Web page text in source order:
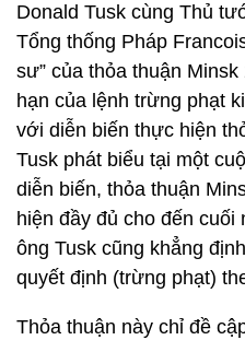
Donald Tusk cùng Thủ
Tổng thống Pháp
sư” của thỏa thuận
hạn của lệnh trừng phạt
với diễn biến thực hiện
Tusk phát biểu tại một
diễn biến, thỏa thuận
hiện đầy đủ cho đến cuối
ông Tusk cũng khẳng
quyết định (trừng phạt)
Thỏa thuận này chỉ đề